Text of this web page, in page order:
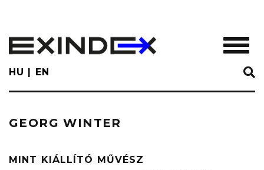
main
content
HU EN
GEORG WINTER
MINT KIÁLLÍTÓ MŰVÉSZ